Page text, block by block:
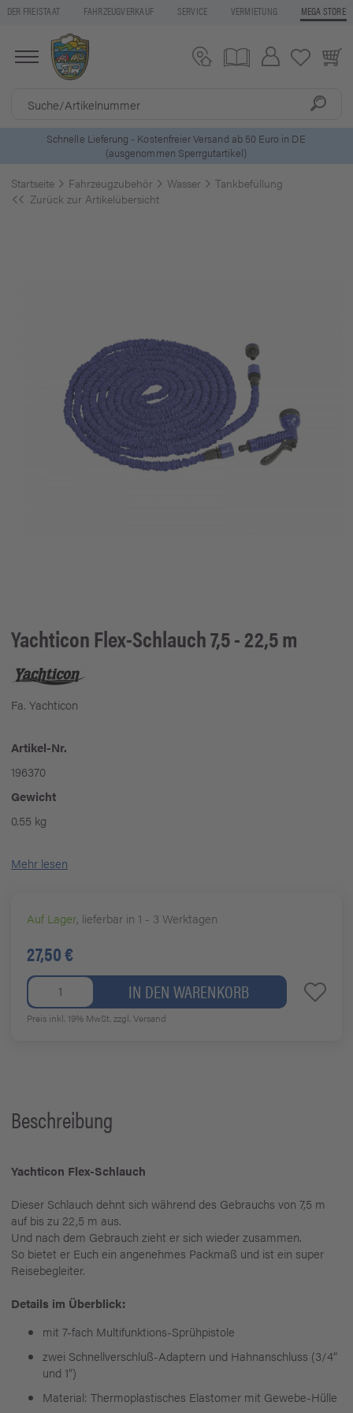
DER FREISTAAT FAHRZEUGVERKAUF SERVICE VERMIETUNG MEGA STORE
5 Euro Gutschein* beiNewsletter-Anmeldung
Startseite Fahrzeugzubehör Wasser
Tankbefüllung
Zurück zur Artikelübersicht
Yachticon Flex-Schlauch 7,5 - 22,5 m
Fa. Yachticon
Artikel-Nr.
196370
Gewicht
0.55 kg
Mehr lesen
Auf Lager, lieferbar in 1 - 3 Werktagen
27,50 €
IN DEN WARENKORB
Preis inkl. 19% MwSt.zzgl. Versand
Beschreibung
Yachticon Flex-Schlauch
Dieser Schlauch dehnt sich während des Gebrauchs von 7,5 m
auf bis zu 22,5 m aus.
Und nach dem Gebrauch zieht er sich wieder zusammen.
So bietet er Euch ein angenehmes Packmaß und ist ein super
Reisebegleiter.
Details im Überblick:
mit 7-fach Multifunktions-Sprühpistole
zwei Schnellverschluß-Adaptern und Hahnanschluss (3/4”
und 1”)
Material: Thermoplastisches Elastomer mit Gewebe-Hülle